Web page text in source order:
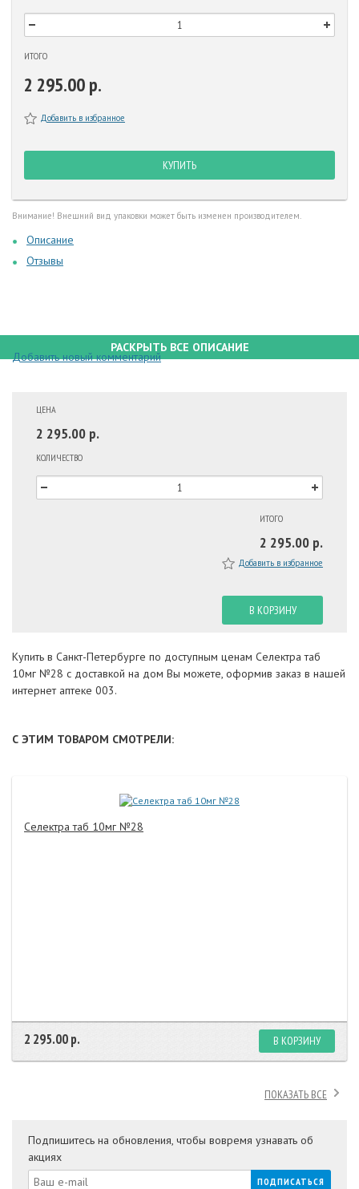
ИТОГО
2 295.00 р.
Добавить в избранное
КУПИТЬ
Внимание! Внешний вид упаковки может быть изменен производителем.
Описание
Отзывы
РАСКРЫТЬ ВСЕ ОПИСАНИЕ
Добавить новый комментарий
ЦЕНА
2 295.00 р.
КОЛИЧЕСТВО
ИТОГО
2 295.00 р.
Добавить в избранное
В КОРЗИНУ
Купить в Санкт-Петербурге по доступным ценам Селектра таб
10мг №28 с доставкой на дом Вы можете, оформив заказ в нашей
интернет аптеке 003.
С ЭТИМ ТОВАРОМ СМОТРЕЛИ:
Селектра таб 10мг №28
2 295.00 р. В КОРЗИНУ
ПОКАЗАТЬ ВСЕ
Подпишитесь на обновления, чтобы вовремя узнавать об
акциях